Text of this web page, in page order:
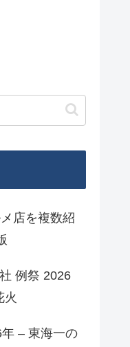
店を複数紹
例祭 2026
火
– 東海一の